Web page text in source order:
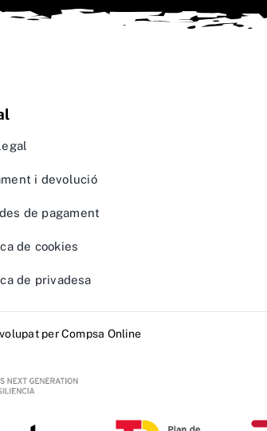
i devolució
de pagament
de cookies
de privadesa
perCompsa Online